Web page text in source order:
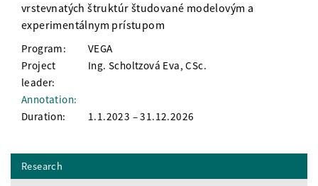
vrstevnatých štruktúr študované modelovým a
experimentálnym prístupom
Program:
VEGA
Project
leader:
Ing. Scholtzová Eva, CSc.
Annotation:
Duration:
1.1.2023 – 31.12.2026
Research